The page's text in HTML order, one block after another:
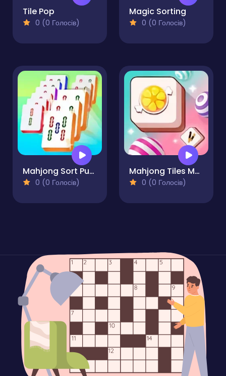
Tile Pop
0 (0 Голосів)
Magic Sorting
0 (0 Голосів)
Mahjong Sort Puzzle
0 (0 Голосів)
Mahjong Tiles Matching
0 (0 Голосів)